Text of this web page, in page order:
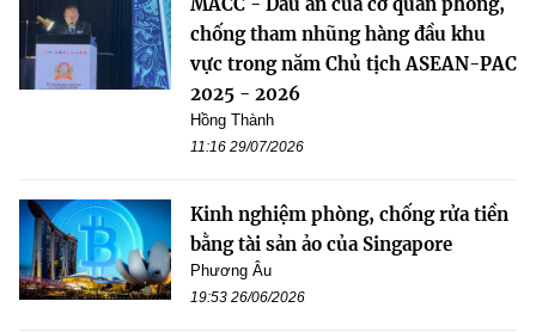
chống tham nhũng hàng đầu khu
vực trong năm Chủ tịch ASEAN-PAC
2025 - 2026
Hồng Thành
11:16 29/07/2026
Kinh nghiệm phòng, chống rửa tiền
bằng tài sản ảo của Singapore
Phương Âu
19:53 26/06/2026